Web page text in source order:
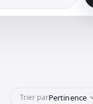
Trier parPertinence